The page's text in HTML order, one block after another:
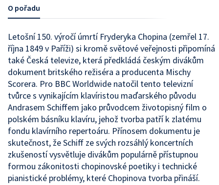
O pořadu
Letošní 150. výročí úmrtí Fryderyka Chopina (zemřel 17.
října 1849 v Paříži) si kromě světové veřejnosti připomíná
také Česká televize, která předkládá českým divákům
dokument britského režiséra a producenta Mischy
Scorera. Pro BBC Worldwide natočil tento televizní
tvůrce s vynikajícím klavíristou maďarského původu
Andrasem Schiffem jako průvodcem životopisný film o
polském básníku klavíru, jehož tvorba patří k zlatému
fondu klavírního repertoáru. Přínosem dokumentu je
skutečnost, že Schiff ze svých rozsáhlý koncertních
zkušeností vysvětluje divákům populárně přístupnou
formou zákonitosti chopinovské poetiky i technické
pianistické problémy, které Chopinova tvorba přináší.